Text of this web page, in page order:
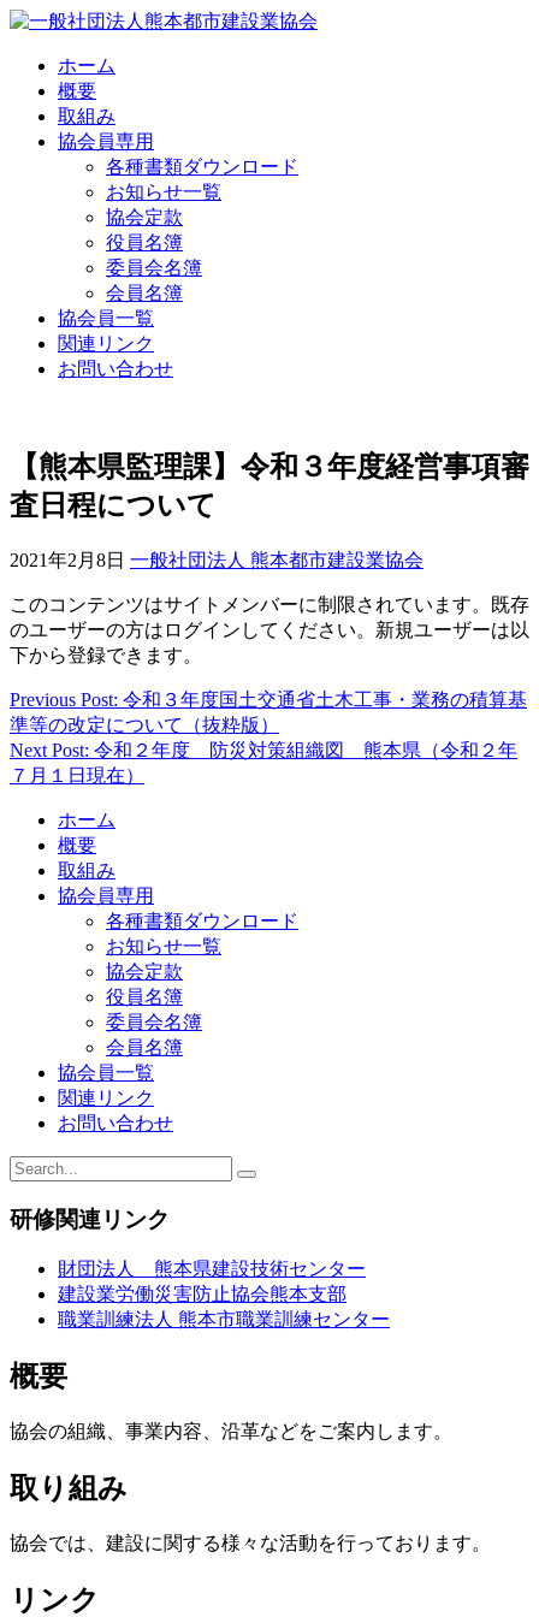
Skip
contentホーム
概要
取組み
協会員専用
各種書類ダウンロード
お知らせ一覧
協会定款
役員名簿
委員会名簿
会員名簿
協会員一覧
関連リンク
お問い合わせ
【熊本県監理課】令和３年度経営事項審
査日程について
2021年2月8日 一般社団法人 熊本都市建設業協会
このコンテンツはサイトメンバーに制限されています。既存
のユーザーの方はログインしてください。新規ユーザーは以
下から登録できます。
投
稿
ナ
Previous Post: 令和３年度国土交通省土木工事・業務の積算基
準等の改定について（抜粋版）
Next Post: 令和２年度 防災対策組織図 熊本県（令和２年
７月１日現在）
ホーム
概要
取組み
協会員専用
各種書類ダウンロード
お知らせ一覧
協会定款
役員名簿
委員会名簿
会員名簿
協会員一覧
関連リンク
お問い合わせ
研修関連リンク
財団法人 熊本県建設技術センター
建設業労働災害防止協会熊本支部
職業訓練法人 熊本市職業訓練センター
概要
協会の組織、事業内容、沿革などをご案内します。
取り組み
協会では、建設に関する様々な活動を行っております。
リンク